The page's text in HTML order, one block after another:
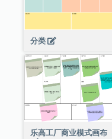
分类
乐高工厂商业模式画布